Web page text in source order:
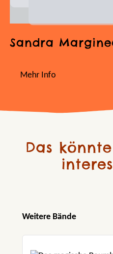
Sandra
Mehr Info
Das
Produktgalerie
Weitere Bände